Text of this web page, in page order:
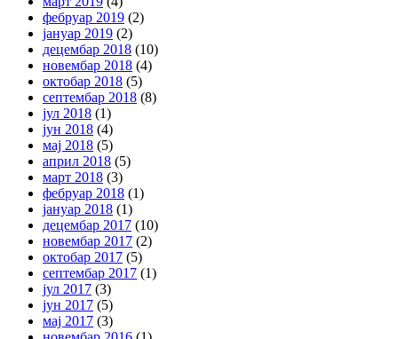
фебруар 2019 (2)
јануар 2019 (2)
децембар 2018 (10)
новембар 2018 (4)
октобар 2018 (5)
септембар 2018 (8)
јул 2018 (1)
јун 2018 (4)
мај 2018 (5)
април 2018 (5)
март 2018 (3)
фебруар 2018 (1)
јануар 2018 (1)
децембар 2017 (10)
новембар 2017 (2)
октобар 2017 (5)
септембар 2017 (1)
јул 2017 (3)
јун 2017 (5)
мај 2017 (3)